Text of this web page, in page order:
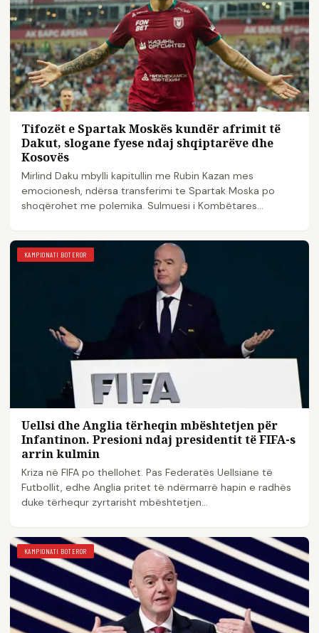
Tifozët e Spartak Moskës kundër afrimit të
Dakut, slogane fyese ndaj shqiptarëve dhe
Kosovës
Mirlind Daku mbylli kapitullin me Rubin Kazan mes
emocionesh, ndërsa transferimi te Spartak Moska po
shoqërohet me polemika. Sulmuesi i Kombëtares
KAMPIONATI BOTEROR
Uellsi dhe Anglia tërheqin mbështetjen për
Infantinon. Presioni ndaj presidentit të FIFA-s
arrin kulmin
Kriza në FIFA po thellohet. Pas Federatës Uellsiane të
Futbollit, edhe Anglia pritet të ndërmarrë hapin e radhës
duke tërhequr zyrtarisht mbështetjen…
KAMPIONATI BOTEROR